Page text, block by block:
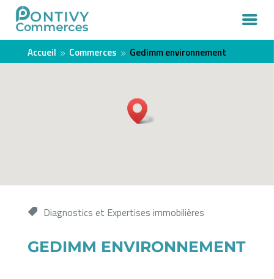
Accueil 9 Commerces 9 Gedimm environnement
Diagnostics et Expertises immobilières
GEDIMM ENVIRONNEMENT